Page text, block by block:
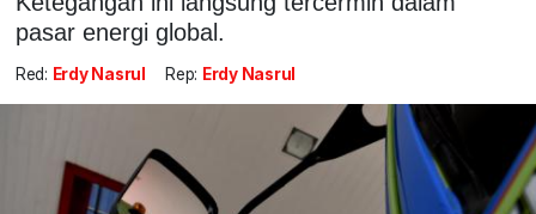
pasar energi global.
Red: Erdy Nasrul Rep: Erdy Nasrul